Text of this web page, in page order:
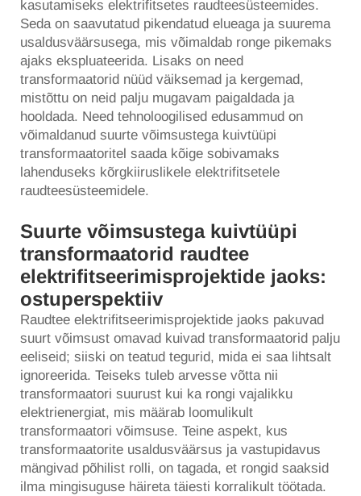
kasutamiseks elektrifitsetes raudteesüsteemides.
Seda on saavutatud pikendatud elueaga ja suurema
usaldusväärsusega, mis võimaldab ronge pikemaks
ajaks ekspluateerida. Lisaks on need
transformaatorid nüüd väiksemad ja kergemad,
mistõttu on neid palju mugavam paigaldada ja
hooldada. Need tehnoloogilised edusammud on
võimaldanud suurte võimsustega kuivtüüpi
transformaatoritel saada kõige sobivamaks
lahenduseks kõrgkiiruslikele elektrifitsetele
raudteesüsteemidele.
Suurte võimsustega kuivtüüpi
transformaatorid raudtee
elektrifitseerimisprojektide jaoks:
ostuperspektiiv
Raudtee elektrifitseerimisprojektide jaoks pakuvad
suurt võimsust omavad kuivad transformaatorid palju
eeliseid; siiski on teatud tegurid, mida ei saa lihtsalt
ignoreerida. Teiseks tuleb arvesse võtta nii
transformaatori suurust kui ka rongi vajalikku
elektrienergiat, mis määrab loomulikult
transformaatori võimsuse. Teine aspekt, kus
transformaatorite usaldusväärsus ja vastupidavus
mängivad põhilist rolli, on tagada, et rongid saaksid
ilma mingisuguse häireta täiesti korralikult töötada.